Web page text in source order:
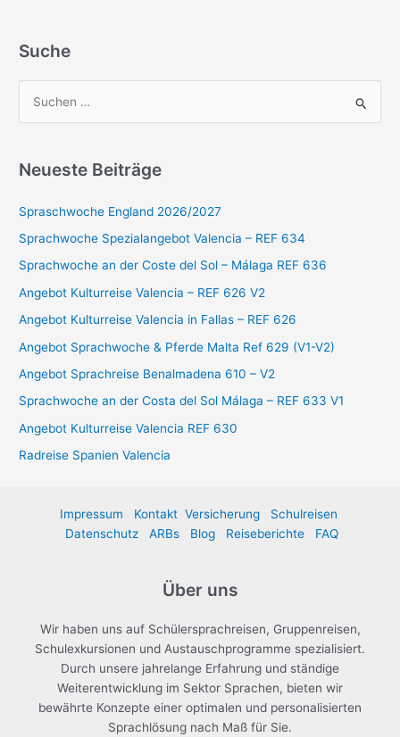
Suche
h
a
c
h
:
Neueste Beiträge
Spraschwoche England 2026/2027
Sprachwoche Spezialangebot Valencia – REF 634
Sprachwoche an der Coste del Sol – Málaga REF 636
Angebot Kulturreise Valencia – REF 626 V2
Angebot Kulturreise Valencia in Fallas – REF 626
Angebot Sprachwoche & Pferde Malta Ref 629 (V1-V2)
Angebot Sprachreise Benalmadena 610 – V2
Sprachwoche an der Costa del Sol Málaga – REF 633 V1
Angebot Kulturreise Valencia REF 630
Radreise Spanien Valencia
Impressum Kontakt Versicherung
Schulreisen
Datenschutz
ARBs Blog Reiseberichte FAQ
Über uns
Wir haben uns auf Schülersprachreisen, Gruppenreisen,
Schulexkursionen und Austauschprogramme spezialisiert.
Durch unsere jahrelange Erfahrung und ständige
Weiterentwicklung im Sektor Sprachen, bieten wir
bewährte Konzepte einer optimalen und personalisierten
Sprachlösung nach Maß für Sie.